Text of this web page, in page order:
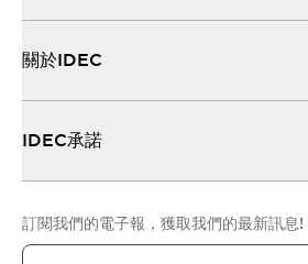
關於IDEC
IDEC承諾
訂閱我們的電子報，獲取我們的最新訊息!